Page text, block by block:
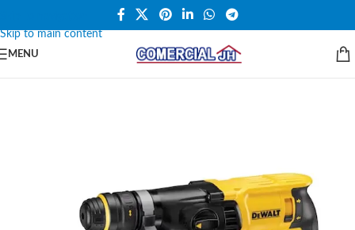
Skip to main content
MENU